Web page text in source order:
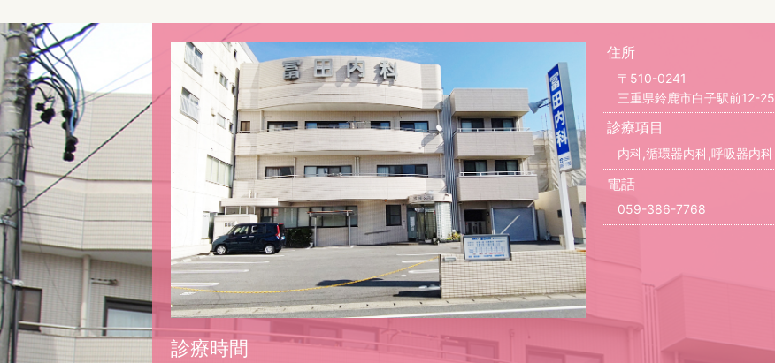
住所
〒510-0241
三重県鈴鹿市白子駅前12-25
診療項目
内科,循環器内科,呼吸器内科
電話
059-386-7768
診療時間